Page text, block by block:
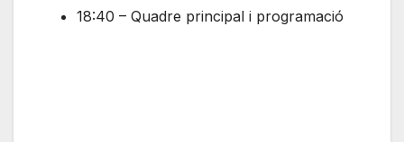
18:40 – Quadre principal i programació